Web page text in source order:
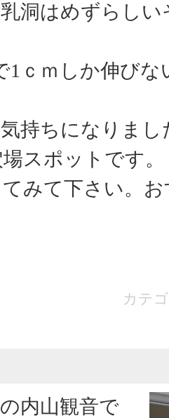
洞はめずらしい
1ｃｍしか伸びな
持ちになりまし
スポットです。
みて下さい。
カテ
内山観音で